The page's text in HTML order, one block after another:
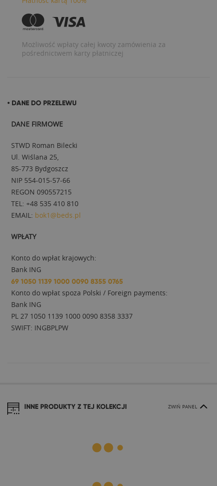
Możliwość wpłaty całej kwoty zamówienia za
pośrednictwem karty płatniczej
• DANE DO PRZELEWU
DANE FIRMOWE
STWD Roman Bilecki
Ul. Wiślana 25,
85-773 Bydgoszcz
NIP 554-015-57-66
REGON 090557215
TEL: +48 535 410 810
EMAIL: bok1@beds.pl
WPŁATY
Konto do wpłat krajowych:
Bank ING
69 1050 1139 1000 0090 8355 0765
Konto do wpłat spoza Polski / Foreign payments:
Bank ING
PL 27 1050 1139 1000 0090 8358 3337
SWIFT: INGBPLPW
INNE PRODUKTY Z TEJ KOLEKCJI ZWIŃ PANEL